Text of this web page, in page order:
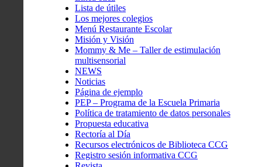
Lista de útiles
Los mejores colegios
Menú Restaurante Escolar
Misión y Visión
Mommy & Me – Taller de estimulación
multisensorial
NEWS
Noticias
Página de ejemplo
PEP – Programa de la Escuela Primaria
Política de tratamiento de datos personales
Propuesta educativa
Rectoría al Día
Recursos electrónicos de Biblioteca CCG
Registro sesión informativa CCG